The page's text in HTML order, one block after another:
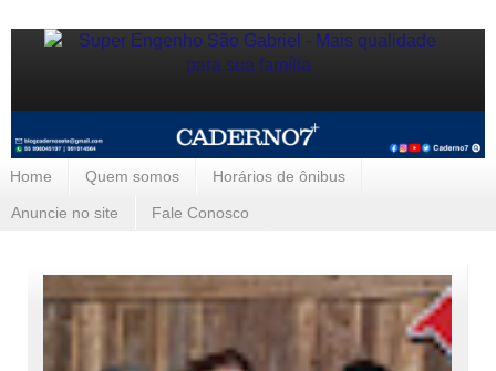
Home Quem somos Horários de ônibus
Anuncie no site Fale Conosco